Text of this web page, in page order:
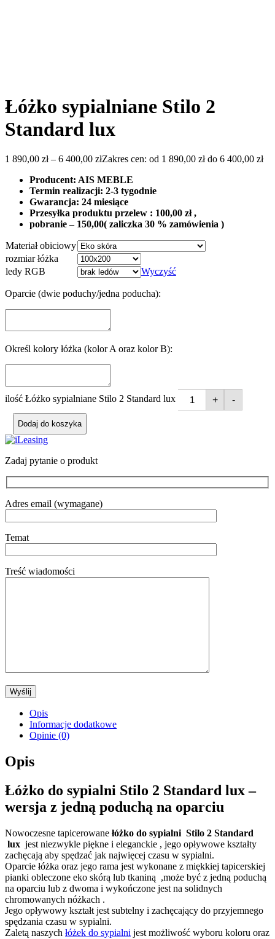
Łóżko sypialniane Stilo 2
Standard lux
1 890,00 zł – 6 400,00 złZakres cen: od 1 890,00 zł do 6 400,00 zł
Producent: AIS MEBLE
Termin realizacji: 2-3 tygodnie
Gwarancja: 24 miesiące
Przesyłka produktu przelew : 100,00 zł ,
pobranie – 150,00( zaliczka 30 % zamówienia )
Materiał obiciowy
rozmiar łóżka
ledy RGB
Wyczyść
Oparcie (dwie poduchy/jedna poducha):
Określ kolory łóżka (kolor A oraz kolor B):
ilość Łóżko sypialniane Stilo 2 Standard lux + -
Dodaj do koszyka
Zadaj pytanie o produkt
Adres email (wymagane)
Temat
Treść wiadomości
Opis
Informacje dodatkowe
Opinie (0)
Opis
Łóżko do sypialni Stilo 2 Standard lux –
wersja z jedną poduchą na oparciu
Nowoczesne tapicerowane łóżko do sypialni Stilo 2 Standard
lux jest niezwykle piękne i eleganckie , jego opływowe kształty
zachęcają aby spędzać jak najwięcej czasu w sypialni.
Oparcie łóżka oraz jego rama jest wykonane z miękkiej tapicerskiej
pianki obleczone eko skórą lub tkaniną ,może być z jedną poduchą
na oparciu lub z dwoma i wykończone jest na solidnych
chromowanych nóżkach .
Jego opływowy kształt jest subtelny i zachęcający do przyjemnego
spędzania czasu w sypialni.
Zaletą naszych łóżek do sypialni jest możliwość wyboru koloru oraz